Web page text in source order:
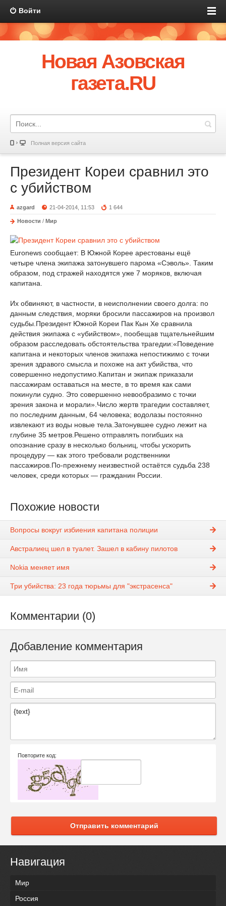
Войти
Новая Азовская
газета.RU
Полная версия сайта
Президент Кореи сравнил это
с убийством
azgard 21-04-2014, 11:53 1 644
Новости / Мир
Euronews сообщает: В Южной Корее арестованы ещё
четыре члена экипажа затонувшего парома «Сэволь». Таким
образом, под стражей находятся уже 7 моряков, включая
капитана.
Их обвиняют, в частности, в неисполнении своего долга: по
данным следствия, моряки бросили пассажиров на произвол
судьбы.Президент Южной Кореи Пак Кын Хе сравнила
действия экипажа с «убийством», пообещав тщательнейшим
образом расследовать обстоятельства трагедии:«Поведение
капитана и некоторых членов экипажа непостижимо с точки
зрения здравого смысла и похоже на акт убийства, что
совершенно недопустимо.Капитан и экипаж приказали
пассажирам оставаться на месте, в то время как сами
покинули судно. Это совершенно невообразимо с точки
зрения закона и морали».Число жертв трагедии составляет,
по последним данным, 64 человека; водолазы постоянно
извлекают из воды новые тела.Затонувшее судно лежит на
глубине 35 метров.Решено отправлять погибших на
опознание сразу в несколько больниц, чтобы ускорить
процедуру — как этого требовали родственники
пассажиров.По-прежнему неизвестной остаётся судьба 238
человек, среди которых — гражданин России.
Похожие новости
Вопросы вокруг избиения капитана полиции
Австралиец шел в туалет. Зашел в кабину пилотов
Nokia меняет имя
Три убийства: 23 года тюрьмы для "экстрасенса"
Комментарии (0)
Добавление комментария
Повторите код:
Отправить комментарий
Навигация
Мир
Россия